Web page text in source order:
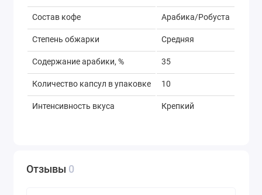
Состав кофе Арабика/Робуста
Степень обжарки Средняя
Содержание арабики, % 35
Количество капсул в упаковке 10
Интенсивность вкуса Крепкий
Отзывы 0